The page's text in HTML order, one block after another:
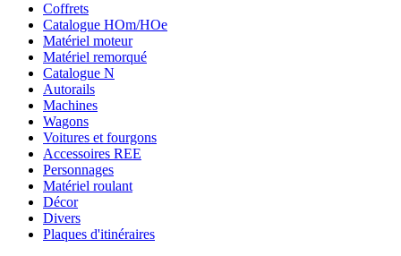
Coffrets
Catalogue HOm/HOe
Matériel moteur
Matériel remorqué
Catalogue N
Autorails
Machines
Wagons
Voitures et fourgons
Accessoires REE
Personnages
Matériel roulant
Décor
Divers
Plaques d'itinéraires